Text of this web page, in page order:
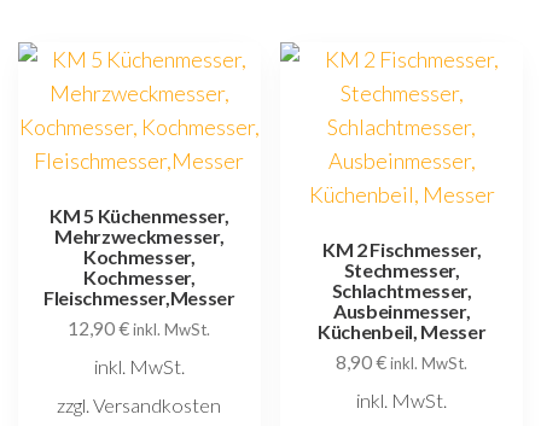
KM 5 Küchenmesser,
Mehrzweckmesser,
Kochmesser,
Kochmesser,
Fleischmesser,Messer
12,90€ inkl. MwSt.
inkl. MwSt.
zzgl. Versandkosten
KM 2 Fischmesser,
Stechmesser,
Schlachtmesser,
Ausbeinmesser,
Küchenbeil, Messer
8,90€inkl. MwSt.
inkl. MwSt.